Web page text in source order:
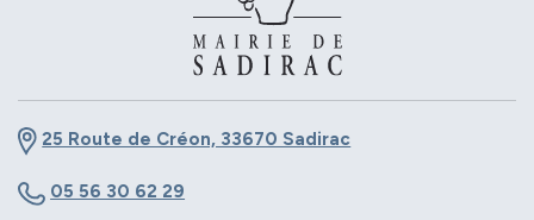
25 Route de Créon, 33670 Sadirac
05 56 30 62 29